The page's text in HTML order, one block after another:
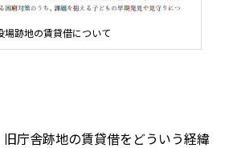
場跡地の賃貸借について
旧庁舎跡地の賃貸借をどういう経緯